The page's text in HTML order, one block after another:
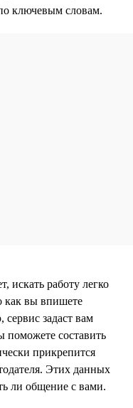
ключевым словам.
искать работу легко
как вы впишете
задаст вам
поможете составить
прикрепится
Этих данных
ли общение с вами.